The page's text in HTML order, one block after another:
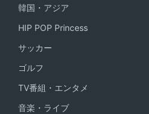
韓国・アジア
HIP POP Princess
サッカー
ゴルフ
TV番組・エンタメ
音楽・ライブ